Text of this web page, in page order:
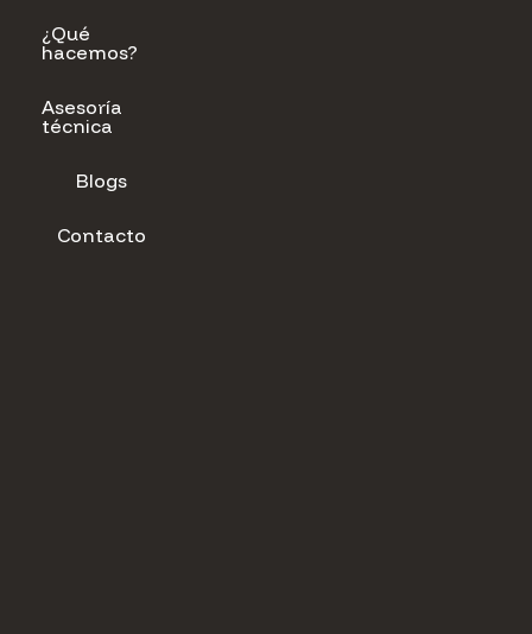
¿Qué
hacemos?
Asesoría
técnica
Blogs
Contacto